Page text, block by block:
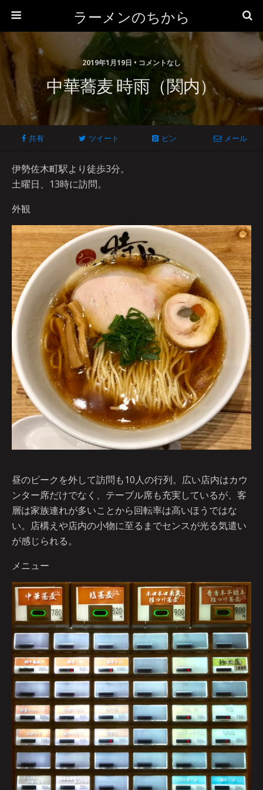
ラーメンのちから
2019年1月19日 • コメントなし
中華蕎麦 時雨（関内）
共有 ツイート ピン メール
伊勢佐木町駅より徒歩3分。
土曜日、13時に訪問。
外観
昼のピークを外して訪問も10人の行列。広い店内はカウ
ンター席だけでなく、テーブル席も充実しているが、客
層は家族連れが多いことから回転率は高いほうではな
い。店構えや店内の小物に至るまでセンスが光る気遣い
が感じられる。
メニュー